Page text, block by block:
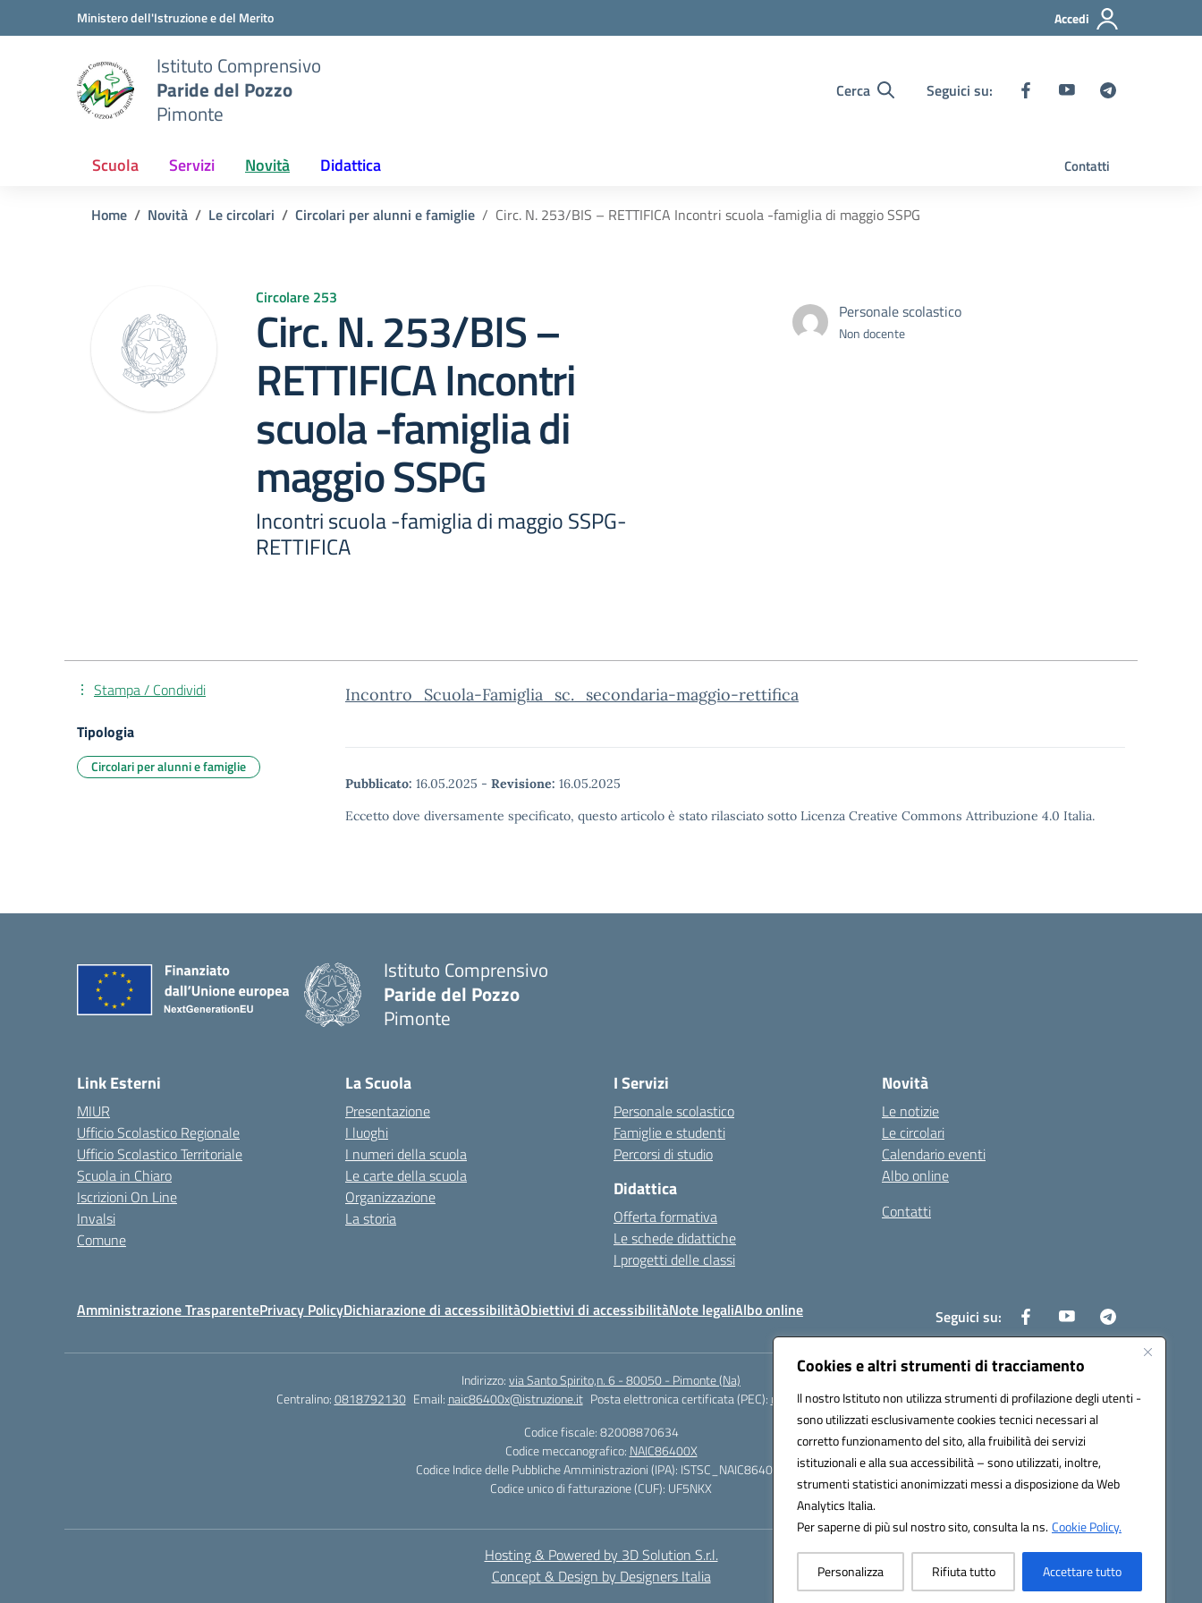
Cookies e altri strumenti di tracciamento
Il nostro Istituto non utilizza strumenti di profilazione degli utenti -
sono utilizzati esclusivamente cookies tecnici necessari al
corretto funzionamento del sito, alla fruibilità dei servizi
istituzionali e alla sua accessibilità – sono utilizzati, inoltre,
strumenti statistici anonimizzati messi a disposizione da Web
Analytics Italia.
Per saperne di più sul nostro sito, consulta la ns.Cookie Policy.
Personalizza Rifiuta tutto Accettare tutto
Vai ai contenuti
Vai al menu di navigazioneMinistero dell'Istruzione e del Merito Accedi
Istituto Comprensivo
Paride del Pozzo
Pimonte
Cerca Seguici su:
Scuola Servizi Novità Didattica Contatti
Home Novità Le circolari Circolari per alunni e famiglie Circ. N. 253/BIS – RETTIFICA Incontri scuola -famiglia di maggio SSPG
Circolare 253
Circ. N. 253/BIS –
RETTIFICA Incontri
scuola -famiglia di
maggio SSPG
Incontri scuola -famiglia di maggio SSPG-
RETTIFICA
Personale scolastico
Non docente
Incontro_Scuola-Famiglia_sc._secondaria-maggio-rettifica
Pubblicato: 16.05.2025 - Revisione: 16.05.2025
Eccetto dove diversamente specificato, questo articolo è stato rilasciato sotto Licenza Creative Commons Attribuzione 4.0 Italia.
Stampa / Condividi
Tipologia
Circolari per alunni e famiglie
Istituto Comprensivo
Paride del Pozzo
Pimonte
Link Esterni
MIUR
Ufficio Scolastico Regionale
Ufficio Scolastico Territoriale
Scuola in Chiaro
Iscrizioni On Line
Invalsi
Comune
La Scuola
Presentazione
I luoghi
I numeri della scuola
Le carte della scuola
Organizzazione
La storia
I Servizi
Personale scolastico
Famiglie e studenti
Percorsi di studio
Didattica
Offerta formativa
Le schede didattiche
I progetti delle classi
Novità
Le notizie
Le circolari
Calendario eventi
Albo online
Contatti
Amministrazione TrasparentePrivacy PolicyDichiarazione di accessibilitàObiettivi di accessibilitàNote legaliAlbo online Seguici su:
Indirizzo:via Santo Spirito,n. 6 - 80050 - Pimonte (Na)
Centralino:0818792130 Email: naic86400x@istruzione.it Posta elettronica certificata (PEC): naic86400x@pec.istruzione.it
Codice fiscale: 82008870634
Codice meccanografico: NAIC86400X
Codice Indice delle Pubbliche Amministrazioni (IPA): ISTSC_NAIC86400X
Codice unico di fatturazione (CUF): UF5NKX
Hosting & Powered by 3D Solution S.r.l.
Concept & Design by Designers Italia